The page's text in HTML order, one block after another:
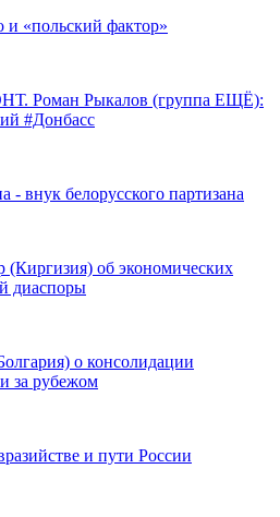
и «польский фактор»
Роман Рыкалов (группа ЕЩЁ):
#Донбасс
внук белорусского партизана
об экономических
диаспоры
о консолидации
за рубежом
и пути России